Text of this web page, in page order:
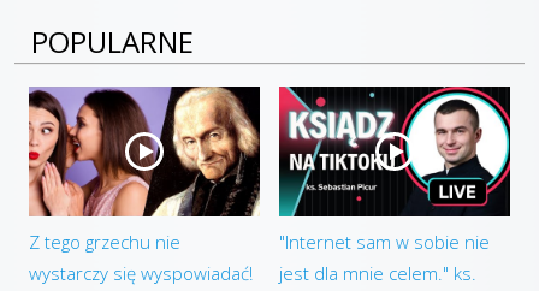
POPULARNE
Z tego grzechu nie
wystarczy się wyspowiadać!
"Internet sam w sobie nie
jest dla mnie celem." ks.